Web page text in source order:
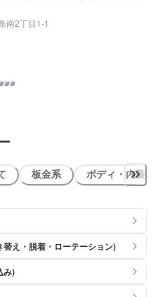
、オイル交換ではガソリン、ディーゼ
揃えておりますので、ご予約をお待ち
いませ。 【営業時間】 整
業時間：7：30〜21：00 【アク
ながら釧路中標津道路（国道272号
南2丁目1-1
板金系 ボディ・内装
え・脱着・ローテーション)
み)